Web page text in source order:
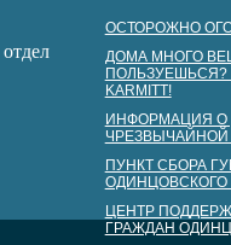
ОСТОРОЖНО
ДОМА МНОГО
ПОЛЬЗУЕШЬСЯ?
KARMITT!
ИНФОРМАЦИЯ О
ПУНКТ СБОРА
ОДИНЦОВСКОГО
ЦЕНТР
ГРАЖДАН